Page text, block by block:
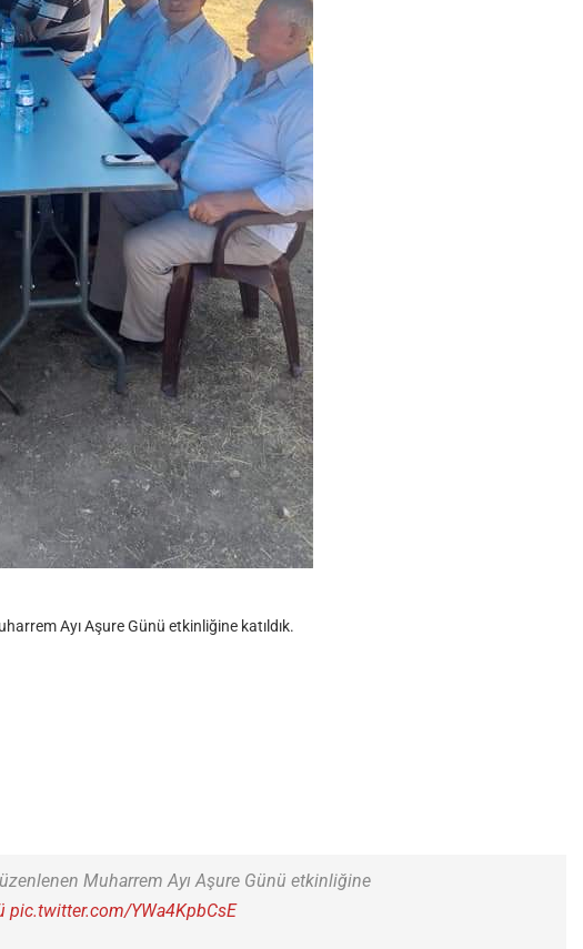
Ayı Aşure Günü etkinliğine katıldık.
Muharrem Ayı Aşure Günü etkinliğine
pic.twitter.com/YWa4KpbCsE